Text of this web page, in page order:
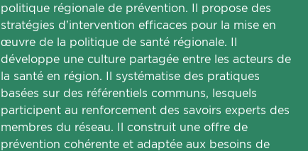
politique régionale de prévention. Il propose des
stratégies d’intervention efficaces pour la mise en
œuvre de la politique de santé régionale. Il
développe une culture partagée entre les acteurs de
la santé en région. Il systématise des pratiques
basées sur des référentiels communs, lesquels
participent au renforcement des savoirs experts des
membres du réseau. Il construit une offre de
prévention cohérente et adaptée aux besoins de